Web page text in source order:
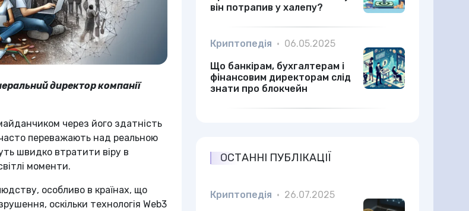
директор компанії
через його здатність
переважають над реальною
швидко втратити віру в
моменти.
особливо в країнах, що
оскільки технологія Web3
він потрапив у халепу?
Криптопедія • 06.05.2025
Що банкірам, бухгалтерам і
фінансовим директорам слід
знати про блокчейн
ОСТАННІ ПУБЛІКАЦІЇ
Криптопедія • 26.07.2025